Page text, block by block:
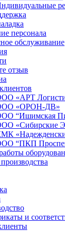
персонала
обслуживание
отзыв
«АРТ
«ОРОН-ДВ»
“Ишимская
“ПКП
и